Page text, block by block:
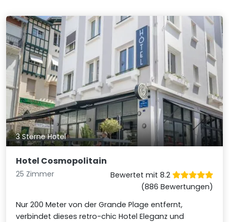
3 Sterne Hotel
Hotel Cosmopolitain
25 Zimmer
Bewertet mit 8.2
(886 Bewertungen)
Nur 200 Meter von der Grande Plage entfernt,
verbindet dieses retro-chic Hotel Eleganz und